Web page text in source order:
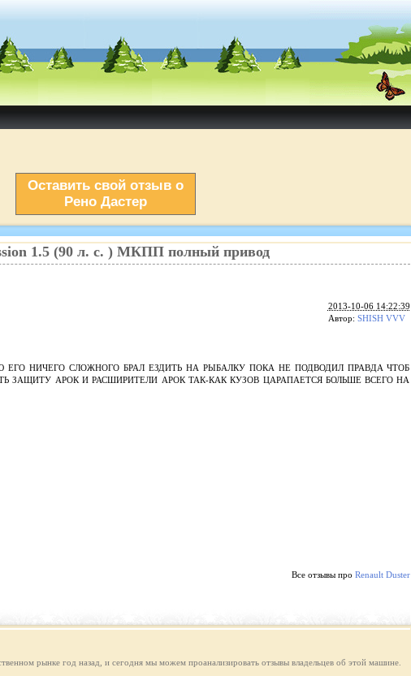
Оставить свой отзыв о
Рено Дастер
1.5 (90 л. с. ) МКПП полный привод
2013-10-06 14:22:39
Автор: SHISH VVV
НИЧЕГО СЛОЖНОГО БРАЛ ЕЗДИТЬ НА РЫБАЛКУ ПОКА НЕ ПОДВОДИЛ ПРАВДА ЧТОБ
ЗАЩИТУ АРОК И РАСШИРИТЕЛИ АРОК ТАК-КАК КУЗОВ ЦАРАПАЕТСЯ БОЛЬШЕ ВСЕГО НА
Все отзывы про Renault Duster
рынке год назад, и сегодня мы можем проанализировать отзывы владельцев об этой машине.